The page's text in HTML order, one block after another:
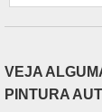
VEJA
PINTURA